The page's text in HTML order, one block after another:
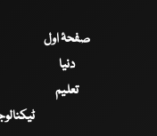
صفحۂ اول
دنیا
تعلیم